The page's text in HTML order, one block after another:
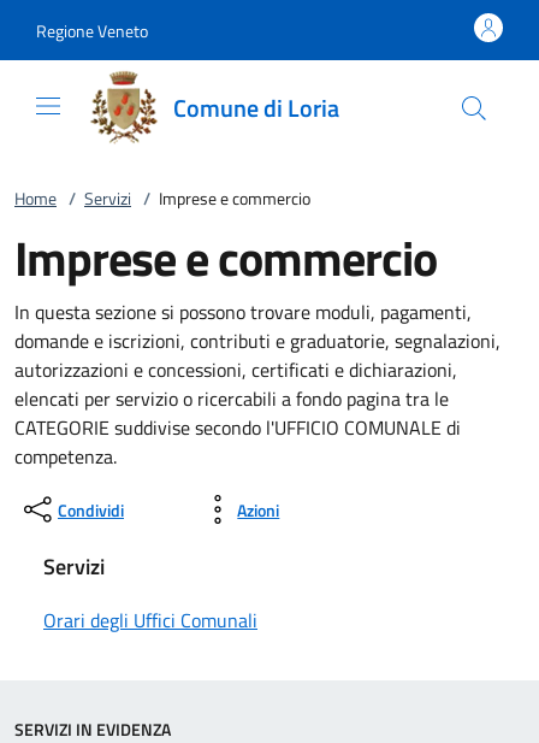
Regione Veneto
Comune di Loria
Home / Servizi / Imprese e commercio
Imprese e commercio
In questa sezione si possono trovare moduli, pagamenti,
domande e iscrizioni, contributi e graduatorie, segnalazioni,
autorizzazioni e concessioni, certificati e dichiarazioni,
elencati per servizio o ricercabili a fondo pagina tra le
CATEGORIE suddivise secondo l'UFFICIO COMUNALE di
competenza.
Condividi Azioni
Servizi
Orari degli Uffici Comunali
SERVIZI IN EVIDENZA